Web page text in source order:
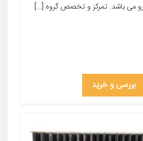
می باشد. تمرکز و تخصص گروه […]
بررسی و خرید